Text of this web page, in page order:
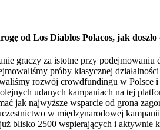
od Los Diablos Polacos, jak
graczy za istotne przy
próby klasycznej
rozwój crowdfundingu w Polsce
udanych kampaniach na tej
jak najwyższe wsparcie od grona
w międzynarodowej
blisko 2500 wspierających i aktywnie